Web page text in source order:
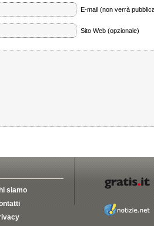
E-mail (non verrà
Sito Web (opzionale)
siamo